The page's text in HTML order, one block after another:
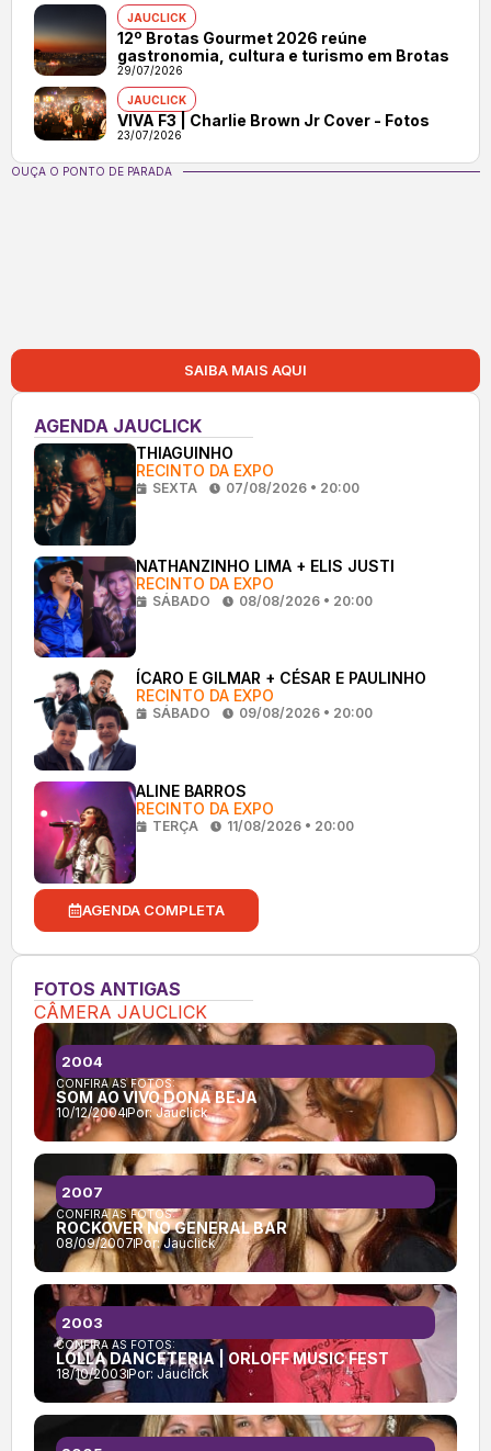
JAUCLICK
12º Brotas Gourmet 2026 reúne
gastronomia, cultura e turismo em Brotas
29/07/2026
JAUCLICK
VIVA F3 | Charlie Brown Jr Cover - Fotos
23/07/2026
OUÇA O PONTO DE PARADA
SAIBA MAIS AQUI
AGENDA JAUCLICK
THIAGUINHO
RECINTO DA EXPO
SEXTA 07/08/2026 • 20:00
NATHANZINHO LIMA + ELIS JUSTI
RECINTO DA EXPO
SÁBADO 08/08/2026 • 20:00
ÍCARO E GILMAR + CÉSAR E PAULINHO
RECINTO DA EXPO
SÁBADO 09/08/2026 • 20:00
ALINE BARROS
RECINTO DA EXPO
TERÇA 11/08/2026 • 20:00
AGENDA COMPLETA
FOTOS ANTIGAS
CÂMERA JAUCLICK
CONFIRA AS FOTOS:
SOM AO VIVO DONA BEJA
10/12/2004Por:Jauclick
2004
CONFIRA AS FOTOS:
ROCKOVER NO GENERAL BAR
08/09/2007Por:Jauclick
2007
CONFIRA AS FOTOS:
LOLLA DANCETERIA | ORLOFF MUSIC FEST
18/10/2003Por: Jauclick
2003